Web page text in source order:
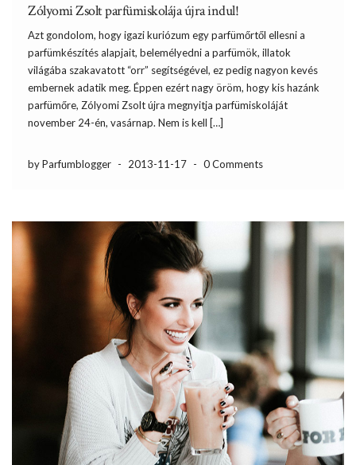
Zólyomi Zsolt parfümiskolája újra indul!
Azt gondolom, hogy igazi kuriózum egy parfümőrtől ellesni a
parfümkészítés alapjait, belemélyedni a parfümök, illatok
világába szakavatott “orr” segítségével, ez pedig nagyon kevés
embernek adatik meg. Éppen ezért nagy öröm, hogy kis hazánk
parfümőre, Zólyomi Zsolt újra megnyitja parfümiskoláját
november 24-én, vasárnap. Nem is kell […]
by Parfumblogger - 2013-11-17 - 0 Comments